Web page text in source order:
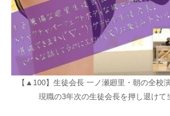
【▲100】生徒会長 一ノ瀬廻里・朝の全校
現職の3年次の生徒会長を押し退け